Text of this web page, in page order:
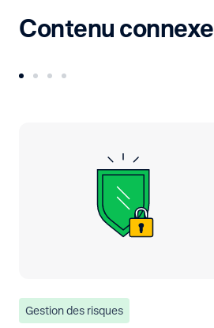
Contenu connexe
Gestion des risques